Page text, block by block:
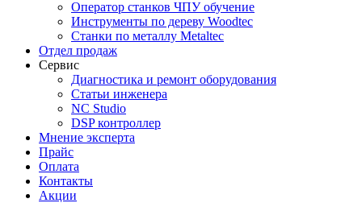
Оператор станков ЧПУ обучение
Инструменты по дереву Woodtec
Станки по металлу Metaltec
Отдел продаж
Сервис
Диагностика и ремонт оборудования
Статьи инженера
NC Studio
DSP контроллер
Мнение эксперта
Прайс
Оплата
Контакты
Акции